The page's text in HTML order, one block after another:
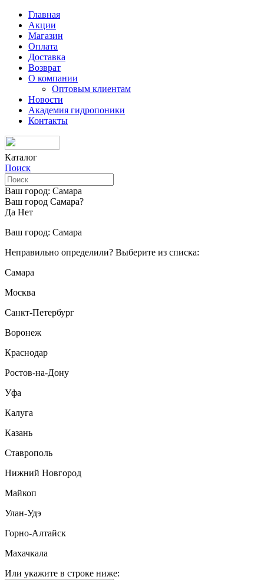
Главная
Акции
Магазин
Оплата
Доставка
Возврат
О компании
Оптовым клиентам
Новости
Академия гидропоники
Контакты
Каталог
Поиск
Ваш город: Самара
Ваш город Самара?
Да Нет
Ваш город: Самара
Неправильно определили? Выберите из списка:
Самара
Москва
Санкт-Петербург
Воронеж
Краснодар
Ростов-на-Дону
Уфа
Калуга
Казань
Ставрополь
Нижний Новгород
Майкоп
Улан-Удэ
Горно-Алтайск
Махачкала
Или укажите в строке ниже: